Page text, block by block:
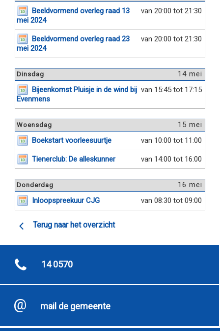
van 20:00 tot 21:30
Beeldvormend overleg raad 13
mei 2024
van 20:00 tot 21:30
Beeldvormend overleg raad 23
mei 2024
14 mei
Dinsdag
van 15:45 tot 17:15
Bijeenkomst Pluisje in de wind bij
Evenmens
15 mei
Woensdag
van 10:00 tot 11:00
Boekstart voorleesuurtje
van 14:00 tot 16:00
Tienerclub: De alleskunner
16 mei
Donderdag
van 08:30 tot 09:00
Inloopspreekuur CJG
Terug naar het overzicht
14 0570
mail de gemeente